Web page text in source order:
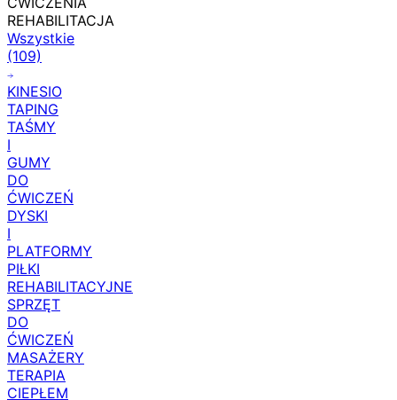
REHABILITACJA
Wszystkie
(109)
KINESIO
TAPING
TAŚMY
I
GUMY
DO
ĆWICZEŃ
DYSKI
I
PLATFORMY
PIŁKI
REHABILITACYJNE
SPRZĘT
DO
ĆWICZEŃ
MASAŻERY
TERAPIA
CIEPŁEM